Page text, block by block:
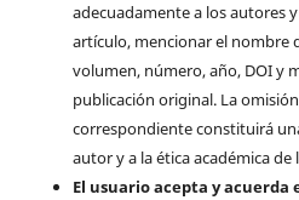
adecuadamente a los autores
artículo, mencionar el nombre
volumen, número, año, DOI y
publicación original. La
correspondiente constituirá
autor y a la ética académica de
El usuario acepta y acuerda